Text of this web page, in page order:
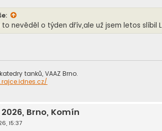
to nevěděl o týden dřív,ale už jsem letos slíbil
tanků, VAAZ Brno.
Brno, Komín
15:37